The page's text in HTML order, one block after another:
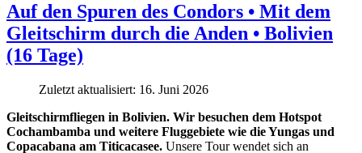
Auf den Spuren des Condors • Mit dem
Gleitschirm durch die Anden • Bolivien
(16 Tage)
Zuletzt aktualisiert: 16. Juni 2026
Gleitschirmfliegen in Bolivien. Wir besuchen dem Hotspot
Cochambamba und weitere Fluggebiete wie die Yungas und
Copacabana am Titicacasee. Unsere Tour wendet sich an